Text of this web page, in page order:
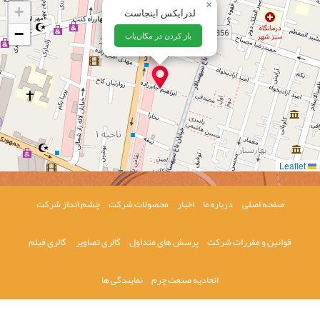
لدرایکس اینجاست
باز کردن در مکان‌یاب
×
+
−
صفحه اصلی درباره ما اخبار محصولات شرکت چشم انداز شرکت
قوانین و مقررات شرکت پرسش های متداول گالری تصاویر گالری فیلم
اتحادیه صنعت چرم نمایندگی ها